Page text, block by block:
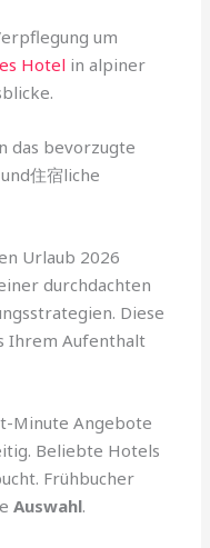
um
Hotel in alpiner
das bevorzugte
住宿liche
Urlaub 2026
durchdachten
Diese
Ihrem Aufenthalt
Minute Angebote
Beliebte Hotels
Frühbucher
Auswahl.